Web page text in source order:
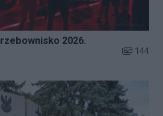
2026.
Liczba
144